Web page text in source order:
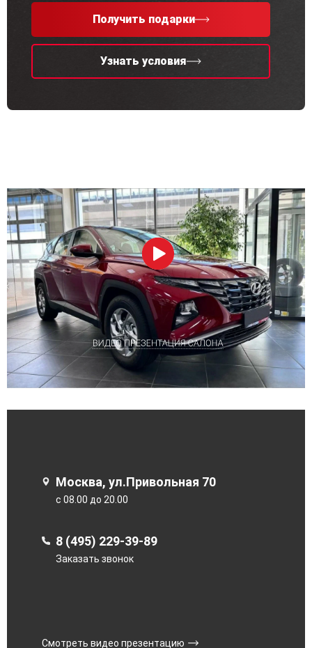
Получить подарки
Узнать условия
Москва, ул.Привольная 70
с 08.00 до 20.00
8 (495) 229-39-89
Заказать звонок
Смотреть видео презентацию